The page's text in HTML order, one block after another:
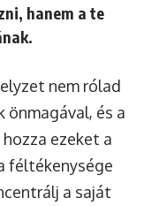
hanem a te
nem rólad
önmagával, és a
ezeket a
féltékenysége
a saját